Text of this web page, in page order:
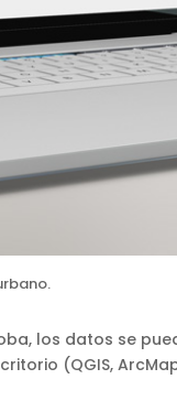
los datos se
(QGIS,